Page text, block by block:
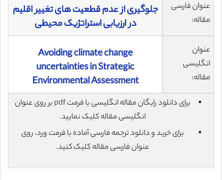
عنوان فارسی
مقاله:
جلوگیری از عدم قطعیت های تغییر اقلیم
در ارزیابی استراتژیک محیطی
عنوان
انگلیسی
مقاله:
Avoiding climate change
uncertainties in Strategic
Environmental Assessment
برای دانلود رایگان مقاله انگلیسی با فرمت pdf بر روی عنوان
انگلیسی مقاله کلیک نمایید.
برای خرید و دانلود ترجمه فارسی آماده با فرمت ورد، روی
عنوان فارسی مقاله کلیک کنید.